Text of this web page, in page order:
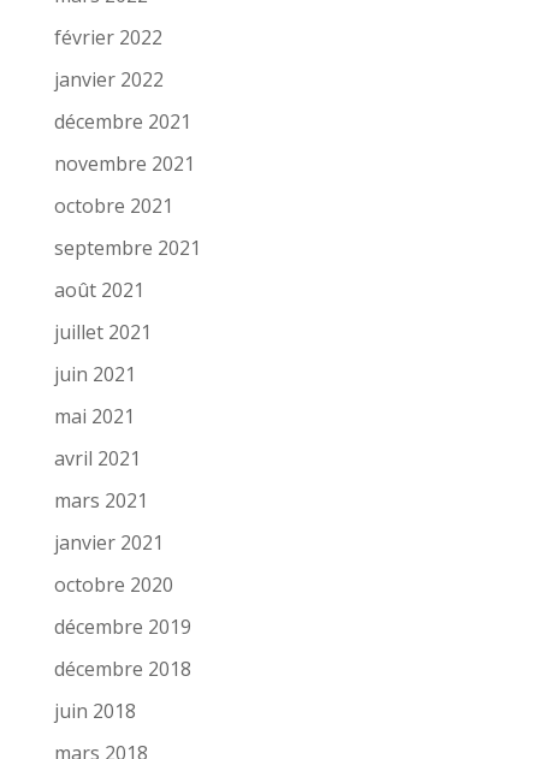
février 2022
janvier 2022
décembre 2021
novembre 2021
octobre 2021
septembre 2021
août 2021
juillet 2021
juin 2021
mai 2021
avril 2021
mars 2021
janvier 2021
octobre 2020
décembre 2019
décembre 2018
juin 2018
mars 2018